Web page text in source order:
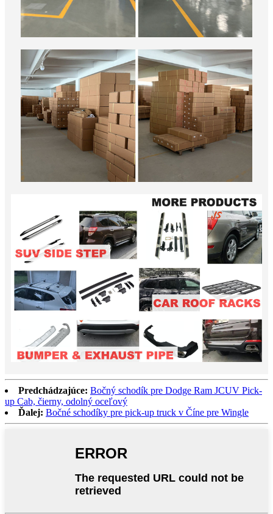
Predchádzajúce: Bočný schodík pre Dodge Ram JCUV Pick-
up Cab, čierny, odolný oceľový
Ďalej: Bočné schodíky pre pick-up truck v Číne pre Wingle